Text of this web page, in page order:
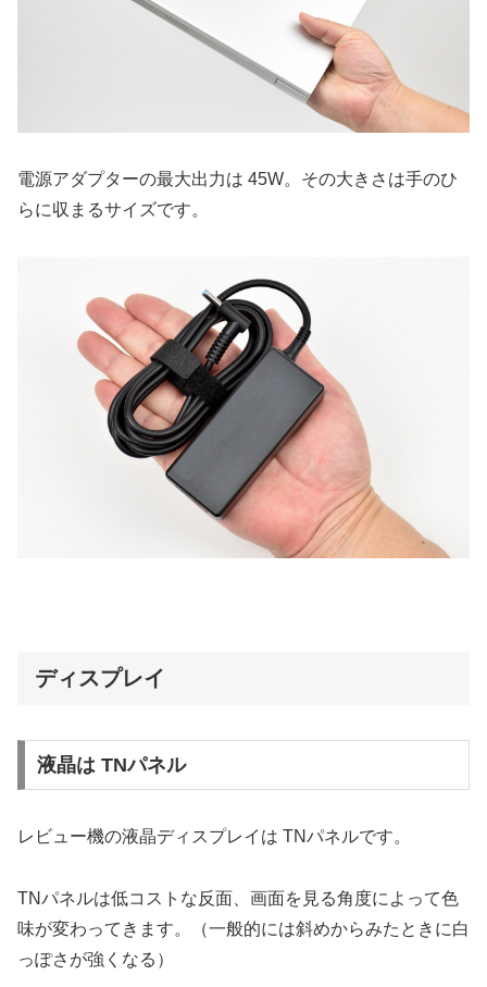
電源アダプターの最大出力は 45W。その大きさは手のひ
らに収まるサイズです。
ディスプレイ
液晶は TNパネル
レビュー機の液晶ディスプレイは TNパネルです。
TNパネルは低コストな反面、画面を見る角度によって色
味が変わってきます。（一般的には斜めからみたときに白
っぽさが強くなる）